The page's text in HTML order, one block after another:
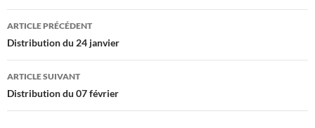
Navigation
des
articles
ARTICLE PRÉCÉDENT
Distribution du 24 janvier
ARTICLE SUIVANT
Distribution du 07 février